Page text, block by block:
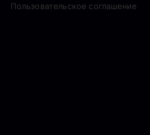
Пользовательское соглашение